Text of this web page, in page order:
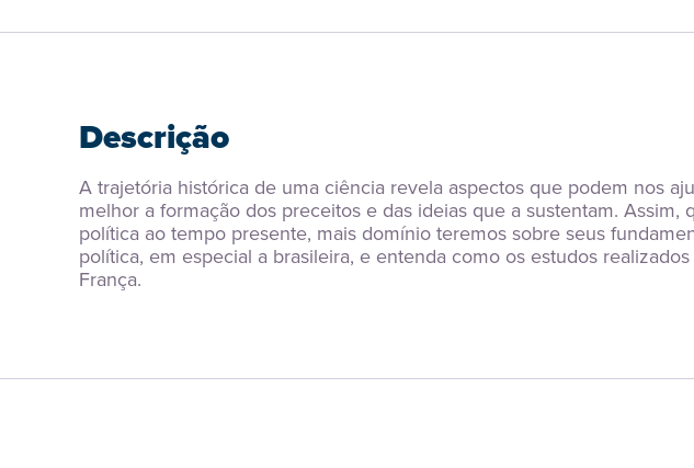
Descrição
A trajetória histórica de uma ciência revela aspectos que podem nos
melhor a formação dos preceitos e das ideias que a sustentam.
política ao tempo presente, mais domínio teremos sobre seus
política, em especial a brasileira, e entenda como os estudos
França.